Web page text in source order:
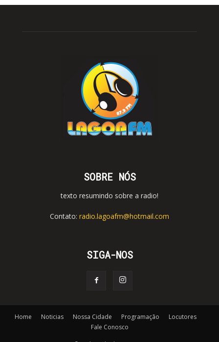
SOBRE NÓS
texto resumindo sobre a radio!
Contato: radio.lagoafm@hotmail.com
SIGA-NOS
Home Noticias Nossa Cidade Programação
Locutores
Fale Conosco